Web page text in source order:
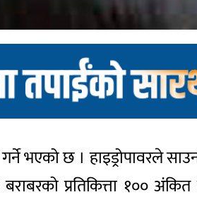
गर्ने भएको छ । हाइड्रोपावरले
प्रतिकित्ता १००